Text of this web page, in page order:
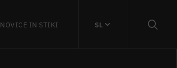
NOVICE IN STIKI SL